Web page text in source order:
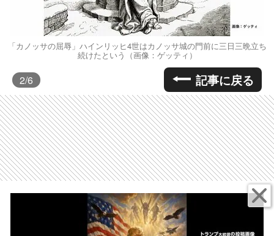
「カノッサの屈辱」ハインリッヒ4世はカノッサ城の門前に三日三晩立ち
続けたという（画像：ゲッティ）
2/6 記事に戻る